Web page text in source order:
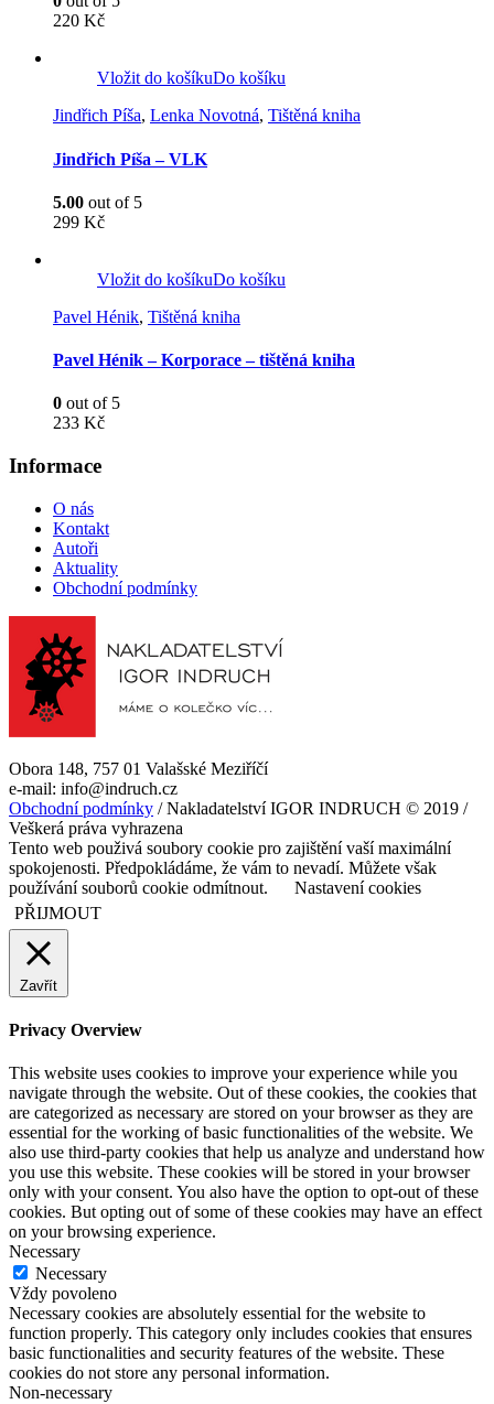
220 Kč
Vložit do košíkuDo košíku
Jindřich Píša, Lenka Novotná, Tištěná kniha
Jindřich Píša – VLK
5.00 out of 5
299 Kč
Vložit do košíkuDo košíku
Pavel Hénik, Tištěná kniha
Pavel Hénik – Korporace – tištěná kniha
0 out of 5
233 Kč
Informace
O nás
Kontakt
Autoři
Aktuality
Obchodní podmínky
Obora 148, 757 01 Valašské Meziříčí
e-mail: info@indruch.cz
Obchodní podmínky / Nakladatelství IGOR INDRUCH © 2019 /
Veškerá práva vyhrazena
Tento web použivá soubory cookie pro zajištění vaší maximální
spokojenosti. Předpokládáme, že vám to nevadí. Můžete však
používání souborů cookie odmítnout.
Nastavení cookies
PŘIJMOUT
Zavřít
Privacy Overview
This website uses cookies to improve your experience while you
navigate through the website. Out of these cookies, the cookies that
are categorized as necessary are stored on your browser as they are
essential for the working of basic functionalities of the website. We
also use third-party cookies that help us analyze and understand how
you use this website. These cookies will be stored in your browser
only with your consent. You also have the option to opt-out of these
cookies. But opting out of some of these cookies may have an effect
on your browsing experience.
Necessary
Necessary
Vždy povoleno
Necessary cookies are absolutely essential for the website to
function properly. This category only includes cookies that ensures
basic functionalities and security features of the website. These
cookies do not store any personal information.
Non-necessary